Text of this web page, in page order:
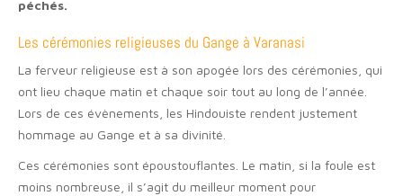
péchés.
Les cérémonies religieuses du Gange à Varanasi
La ferveur religieuse est à son apogée lors des cérémonies, qui
ont lieu chaque matin et chaque soir tout au long de l’année.
Lors de ces évènements, les Hindouiste rendent justement
hommage au Gange et à sa divinité.
Ces cérémonies sont époustouflantes. Le matin, si la foule est
moins nombreuse, il s’agit du meilleur moment pour